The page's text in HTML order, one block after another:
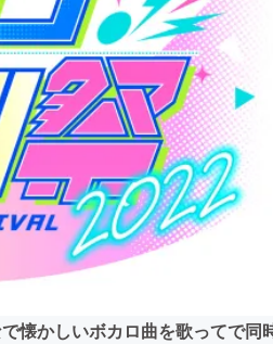
ジ
CAMPFIRE for Social Good
CAMPFIREふるさと納税machi-ya
懐かしいボカロ曲を歌ってで同